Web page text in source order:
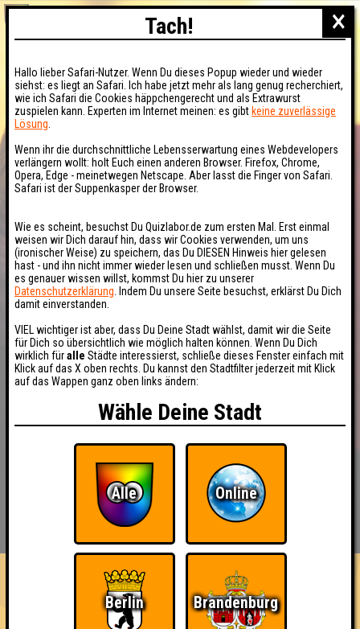
HIGHSCORE RESERVIERUNG
FAQ ÜBER UNS
Nepomuk Quiznight #110
Das Kneipenquiz in Plagwitz · 10.06.2026 · Nepomuk
×
Tach!
Hallo lieber Safari-Nutzer. Wenn Du dieses Popup wieder und wieder
siehst: es liegt an Safari. Ich habe jetzt mehr als lang genug recherchiert,
wie ich Safari die Cookies häppchengerecht und als Extrawurst
zuspielen kann. Experten im Internet meinen: es gibt keine zuverlässige
Lösung
Wenn ihr die durchschnittliche Lebensserwartung eines Webdevelopers
verlängern wollt: holt Euch einen anderen Browser. Firefox, Chrome,
Opera, Edge - meinetwegen Netscape. Aber lasst die Finger von Safari.
Safari ist der Suppenkasper der Browser.
Wie es scheint, besuchst Du Quizlabor.de zum ersten Mal. Erst einmal
weisen wir Dich darauf hin, dass wir Cookies verwenden, um uns
(ironischer Weise) zu speichern, das Du DIESEN Hinweis hier gelesen
hast - und ihn nicht immer wieder lesen und schließen musst. Wenn Du
es genauer wissen willst, kommst Du hier zu unserer
Datenschutzerklärung . Indem Du unsere Seite besuchst, erklärst Du Dich
damit einverstanden.
VIEL wichtiger ist aber, dass Du Deine Stadt wählst, damit wir die Seite
für Dich so übersichtlich wie möglich halten können. Wenn Du Dich
wirklich füralle Städte interessierst, schließe dieses Fenster einfach mit
Klick auf das X oben rechts. Du kannst den Stadtfilter jederzeit mit Klick
auf das Wappen ganz oben links ändern:
Wähle Deine Stadt
Alle Online
Berlin Brandenburg